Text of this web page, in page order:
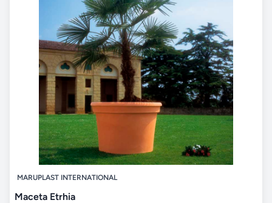
MARUPLAST INTERNATIONAL
Maceta Etrhia